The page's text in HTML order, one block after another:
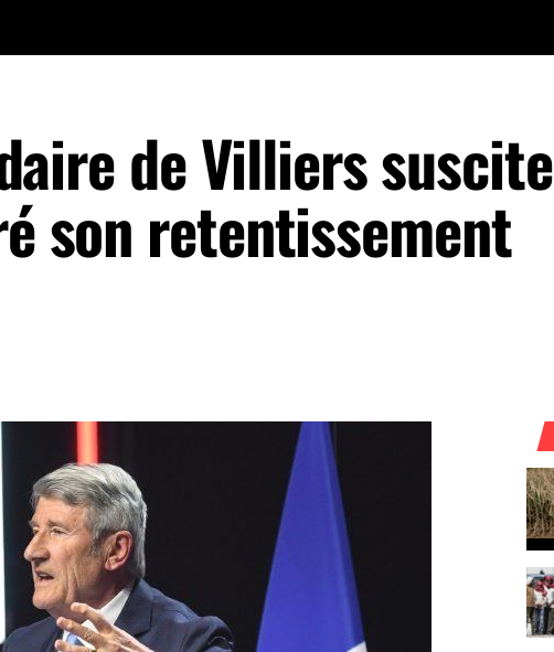
de Villiers suscite
son retentissement